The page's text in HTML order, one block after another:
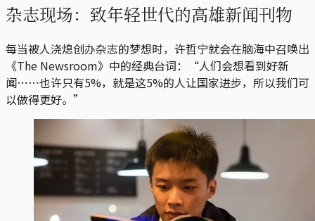
杂志现场：致年轻世代的高雄新闻刊物
每当被人浇熄创办杂志的梦想时，许哲宁就会在脑海中召唤出
《The Newsroom》中的经典台词：“人们会想看到好新
闻⋯⋯也许只有5%，就是这5%的人让国家进步，所以我们可
以做得更好。”